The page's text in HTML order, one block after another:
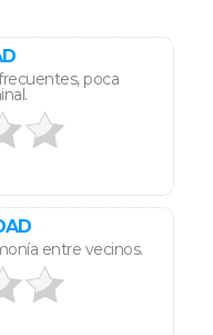
poca
entre vecinos.